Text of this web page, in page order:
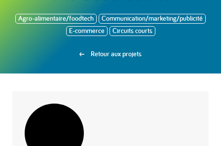
Agro-alimentaire/foodtech
Communication/marketing/publicité
E-commerce
Circuits courts
Retour aux projets